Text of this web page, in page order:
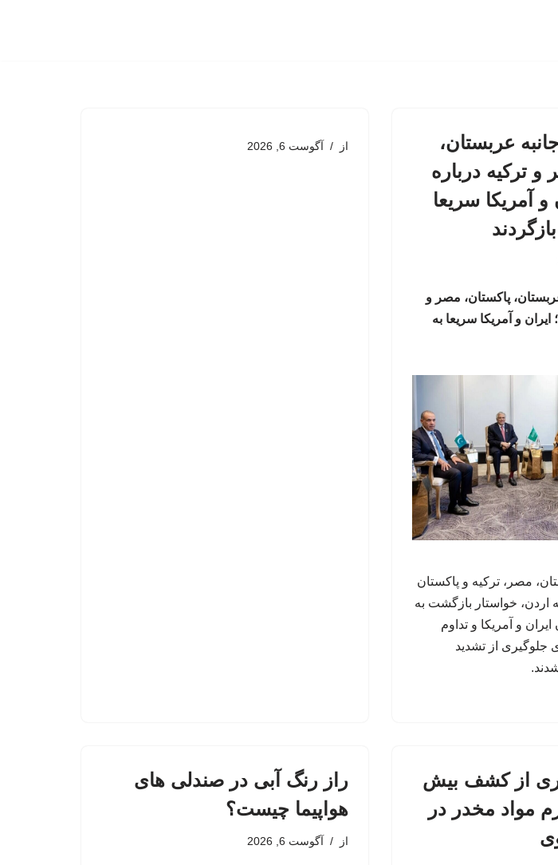
عربستان،
و ترکیه درباره
و آمریکا سریعا
پاکستان، مصر و
ایران و آمریکا سریعا به
مصر، ترکیه و پاکستان
اردن، خواستار بازگشت به
و آمریکا و تداوم
جلوگیری از تشدید
از آگوست 6, 2026
از کشف بیش
مواد مخدر در
راز رنگ آبی در صندلی های
هواپیما چیست؟
از آگوست 6, 2026